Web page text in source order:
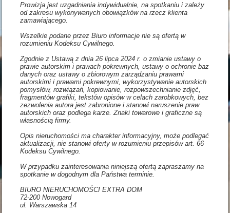
Prowizja jest uzgadniania indywidualnie, na spotkaniu i zależy
od zakresu wykonywanych obowiązków na rzecz klienta
zamawiającego.
Wszelkie podane przez Biuro informacje nie są ofertą w
rozumieniu Kodeksu Cywilnego.
Zgodnie z Ustawą z dnia 26 lipca 2024 r. o zmianie ustawy o
prawie autorskim i prawach pokrewnych, ustawy o ochronie baz
danych oraz ustawy o zbiorowym zarządzaniu prawami
autorskimi i prawami pokrewnymi, wykorzystywanie autorskich
pomysłów, rozwiązań, kopiowanie, rozpowszechnianie zdjęć,
fragmentów grafiki, tekstów opisów w celach zarobkowych, bez
zezwolenia autora jest zabronione i stanowi naruszenie praw
autorskich oraz podlega karze. Znaki towarowe i graficzne są
własnością firmy.
Opis nieruchomości ma charakter informacyjny, może podlegać
aktualizacji, nie stanowi oferty w rozumieniu przepisów art. 66
Kodeksu Cywilnego.
W przypadku zainteresowania niniejszą ofertą zapraszamy na
spotkanie w dogodnym dla Państwa terminie.
BIURO NIERUCHOMOŚCI EXTRA DOM
72-200 Nowogard
ul. Warszawska 14